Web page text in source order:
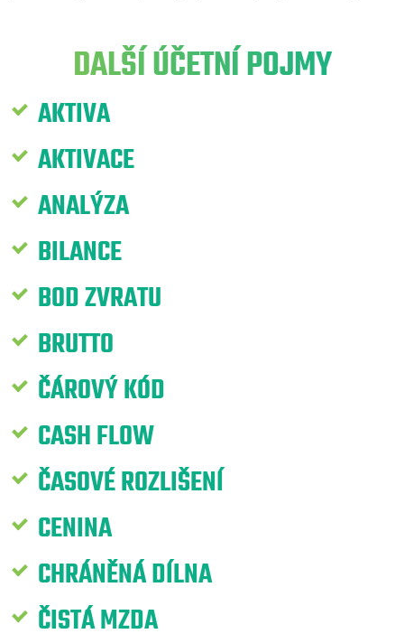
DALŠÍ ÚČETNÍ POJMY
AKTIVA
AKTIVACE
ANALÝZA
BILANCE
BOD ZVRATU
BRUTTO
ČÁROVÝ KÓD
CASH FLOW
ČASOVÉ ROZLIŠENÍ
CENINA
CHRÁNĚNÁ DÍLNA
ČISTÁ MZDA